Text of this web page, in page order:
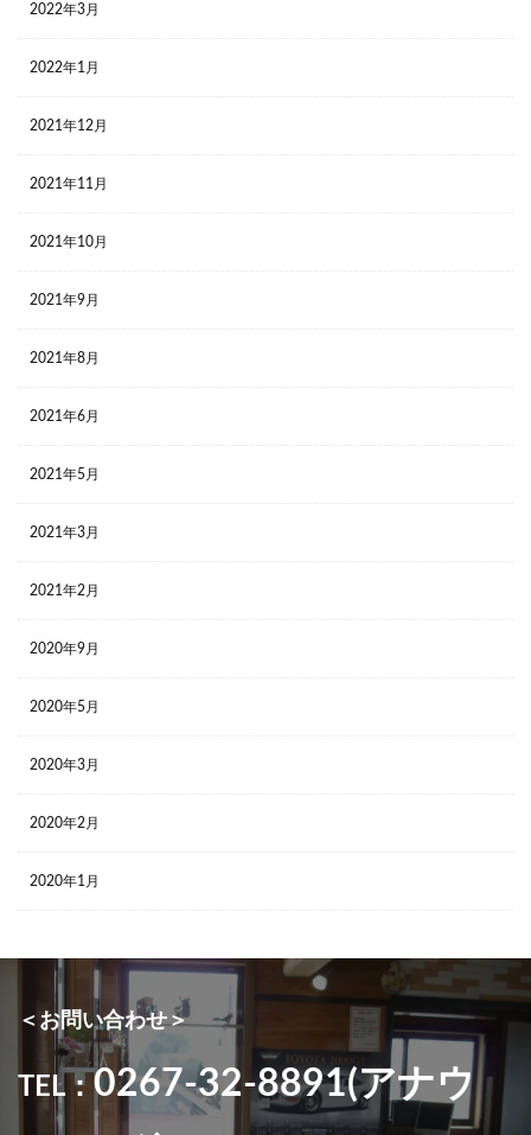
2022年3月
2022年1月
2021年12月
2021年11月
2021年10月
2021年9月
2021年8月
2021年6月
2021年5月
2021年3月
2021年2月
2020年9月
2020年5月
2020年3月
2020年2月
2020年1月
＜お問い合わせ＞
TEL： 0267-32-8891(アナウ